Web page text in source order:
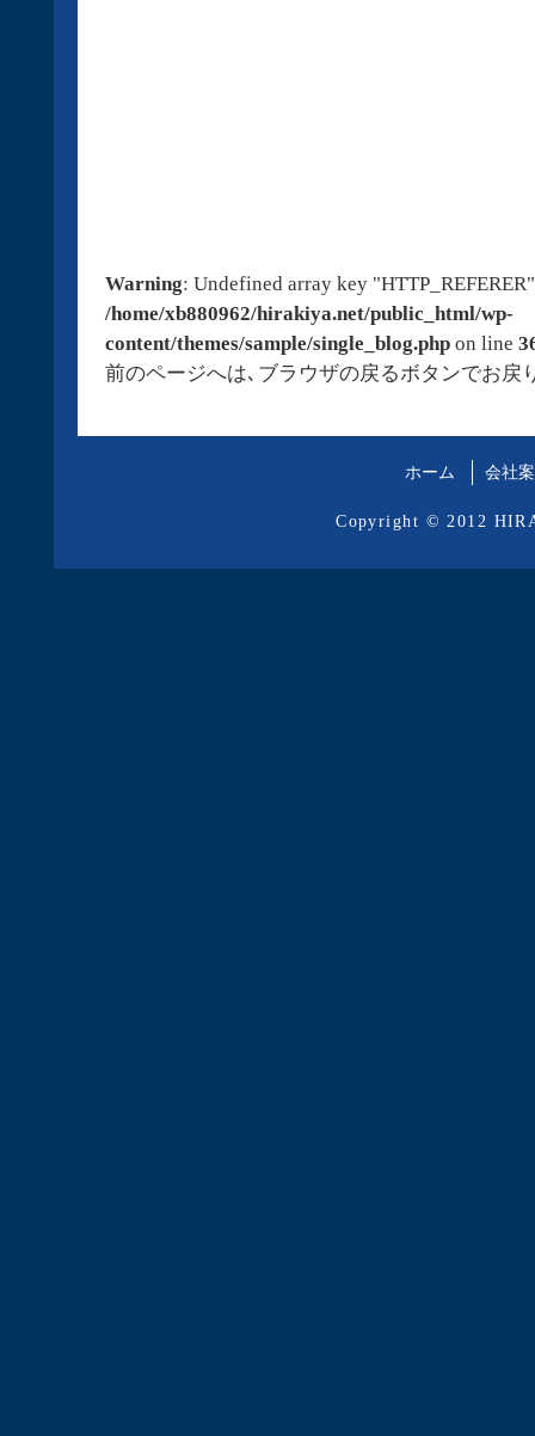
Warning: Undefined array key
/home/xb880962/hirakiya.net/public_html/wp-
content/themes/sample/single_blog.phpon line
前のページへは､ブラウザの戻るボタンでお戻
ホーム 会社
Copyright © 2012